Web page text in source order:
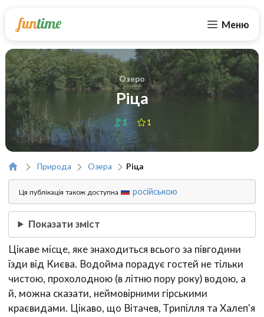
Меню
Озеро
Ріца
1 1
Природа Озера Ріца
Ця публікація також доступна російською
Показати зміст
Цікаве місце, яке знаходиться всього за півгодини
їзди від Києва. Водойма порадує гостей не тільки
чистою, прохолодною (в літню пору року) водою, а
й, можна сказати, неймовірними гірськими
краєвидами. Цікаво, що Вітачев, Трипілля та Халеп'я